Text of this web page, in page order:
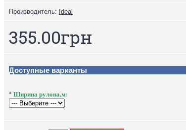
Производитель: Ideal
355.00грн
Доступные варианты
* Ширина рулона,м: